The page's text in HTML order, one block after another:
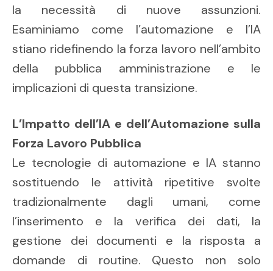
la necessità di nuove assunzioni.
Esaminiamo come l’automazione e l’IA
stiano ridefinendo la forza lavoro nell’ambito
della pubblica amministrazione e le
implicazioni di questa transizione.
L’Impatto dell’IA e dell’Automazione sulla
Forza Lavoro Pubblica
Le tecnologie di automazione e IA stanno
sostituendo le attività ripetitive svolte
tradizionalmente dagli umani, come
l’inserimento e la verifica dei dati, la
gestione dei documenti e la risposta a
domande di routine. Questo non solo